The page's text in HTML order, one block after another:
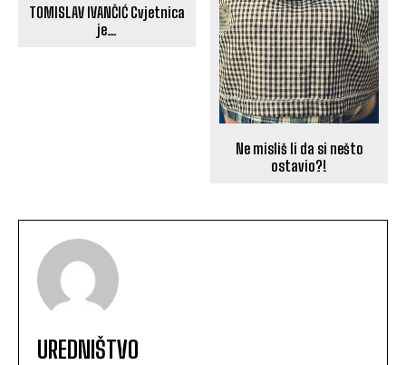
TOMISLAV IVANČIĆ Cvjetnica
je…
Ne misliš li da si nešto
ostavio?!
UREDNIŠTVO